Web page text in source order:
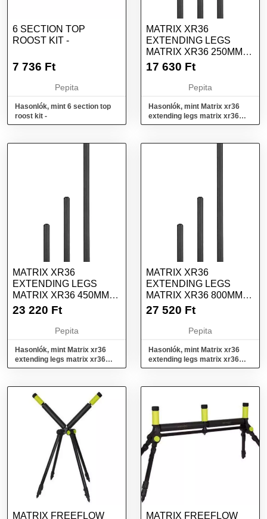
6 SECTION TOP
ROOST KIT -
7 736 Ft
Pepita
Hasonlók, mint 6 section top
roost kit -
MATRIX XR36
EXTENDING LEGS
MATRIX XR36 250MM
EXTENDING LEGS X2
17 630 Ft
Pepita
Hasonlók, mint Matrix xr36
extending legs matrix xr36
250mm extending legs x2
MATRIX XR36
EXTENDING LEGS
MATRIX XR36 450MM
EXTENDING LEGS X2
23 220 Ft
Pepita
Hasonlók, mint Matrix xr36
extending legs matrix xr36
450mm extending legs x2
MATRIX XR36
EXTENDING LEGS
MATRIX XR36 800MM
EXTENDING LEGS X2
27 520 Ft
Pepita
Hasonlók, mint Matrix xr36
extending legs matrix xr36
800mm extending legs x2
MATRIX FREEFLOW
MATRIX FREEFLOW